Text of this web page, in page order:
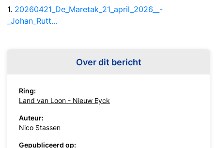
1. 20260421_De_Maretak_21_april_2026__-
_Johan_Rutt...
Over dit bericht
Ring:
Land van Loon - Nieuw Eyck
Auteur:
Nico Stassen
Gepubliceerd op: